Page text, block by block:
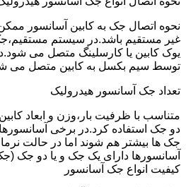
نحوه اتصال جک به کابین آسانسور
غیر مستقیم باشد.در سیستم
یوک کابین یا کارسلینگ متصل می
توسط سیم بکسل به کابین متصل می
تعداد جک آسانسور هیدرولیک
متناسب با ظرفیت بار،وزن و ابعاد
دو جک استفاده کرد.در برخی
جک ها بیشتر هم شوند اما در حالت
آسانسورها دارای یک جک و یا دو جک
کیفیت انواع جک آسانسور